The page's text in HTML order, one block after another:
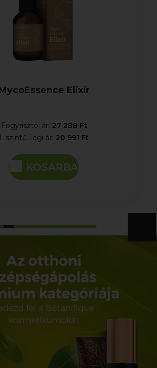
Elixír
Fogyasztói ár: 27 288 Ft
1. szintű Tagi ár: 20 991 Ft
KOSÁRBA